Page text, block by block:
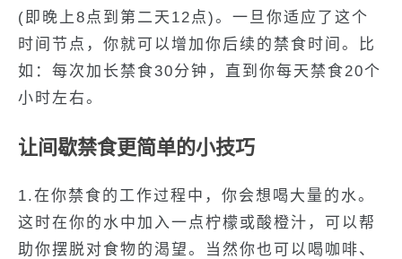
(即晚上8点到第二天12点)。一旦你适应了这个
时间节点，你就可以增加你后续的禁食时间。比
如：每次加长禁食30分钟，直到你每天禁食20个
小时左右。
让间歇禁食更简单的小技巧
1.在你禁食的工作过程中，你会想喝大量的水。
这时在你的水中加入一点柠檬或酸橙汁，可以帮
助你摆脱对食物的渴望。当然你也可以喝咖啡、